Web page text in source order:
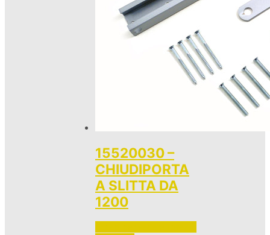
15520030 –
CHIUDIPORTA
A SLITTA DA
1200